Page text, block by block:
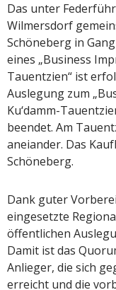
Das unter
Wilmersdorf
Schöneberg in
eines „Business
Tauentzien“ ist
Auslegung zum
Ku‘damm-
beendet. Am
aneiander. Das
Schöneberg.
Dank guter
eingesetzte
öffentlichen
Damit ist das
Anlieger, die sich
erreicht und die